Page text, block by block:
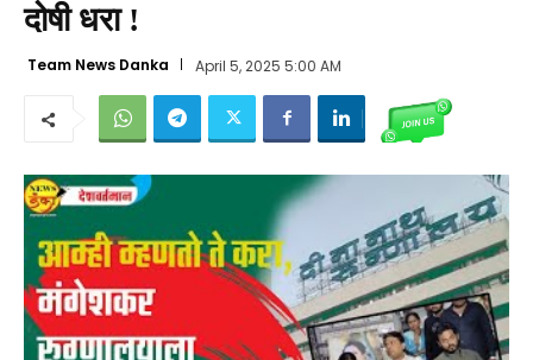
दोषी धरा !
Team News Danka April 5, 2025 5:00 AM